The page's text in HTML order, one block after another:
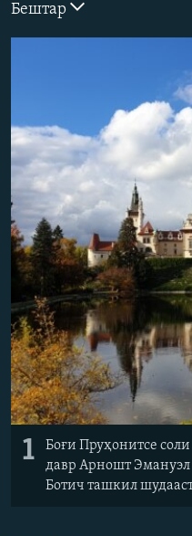
Ҳамаи сомонаҳои
Бештар
1
Боғи Пруҳонитсе
давр Арношт Эмануэл
Ботич ташкил